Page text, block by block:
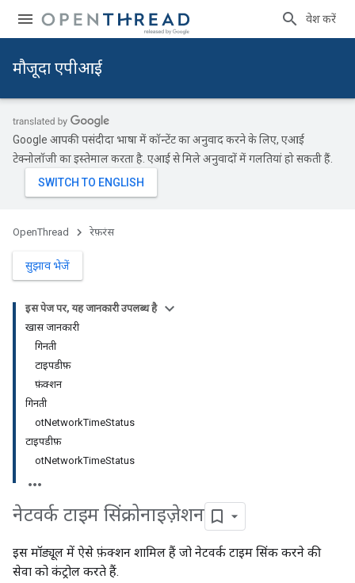
प्रवेश करें
मौजूदा एपीआई
Google आपकी पसंदीदा भाषा में कॉन्टेंट का अनुवाद करने के लिए, एआई
टेक्नोलॉजी का इस्तेमाल करता है. एआई से मिले अनुवादों में गलतियां हो सकती हैं.
OpenThread रेफ़रंस
सुझाव भेजें
इस पेज पर, यह जानकारी उपलब्ध है
खास जानकारी
गिनती
टाइपडीफ़
फ़ंक्शन
गिनती
otNetworkTimeStatus
टाइपडीफ़
otNetworkTimeStatus
नेटवर्क टाइम सिंक्रोनाइज़ेशन
इस मॉड्यूल में ऐसे फ़ंक्शन शामिल हैं जो नेटवर्क टाइम सिंक करने की
सेवा को कंट्रोल करते हैं.